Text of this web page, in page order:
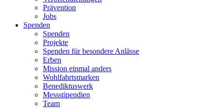
Prävention
Jobs
Spenden
Spenden
Projekte
Spenden für besondere Anlässe
Erben
Mission einmal anders
Wohlfahrtsmarken
Benediktuswerk
Messstipendien
Team